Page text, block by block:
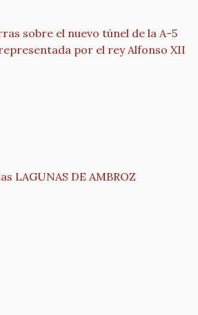
sobre el nuevo túnel de la A-5
por el rey Alfonso XII
LAGUNAS DE AMBROZ